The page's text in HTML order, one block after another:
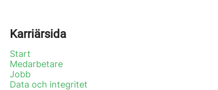
Karriärsida
Start
Medarbetare
Jobb
Data och integritet